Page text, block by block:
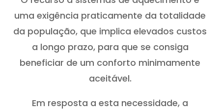
uma exigência praticamente da totalidade
da população, que implica elevados custos
a longo prazo, para que se consiga
beneficiar de um conforto minimamente
aceitável.
Em resposta a esta necessidade, a